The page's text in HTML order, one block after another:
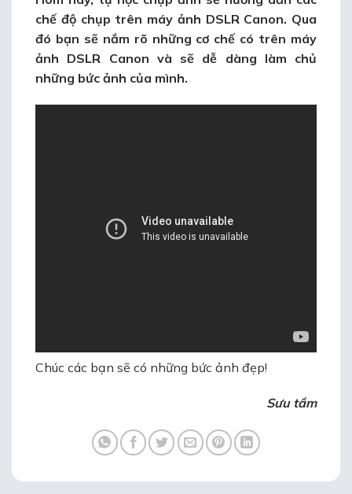
chế độ chụp trên máy ảnh DSLR Canon. Qua
đó bạn sẽ nắm rõ những cơ chế có trên máy
ảnh DSLR Canon và sẽ dễ dàng làm chủ
những bức ảnh của mình.
Chúc các bạn sẽ có những bức ảnh đẹp!
Sưu tầm